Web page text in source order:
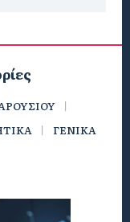
ΓΕΝΙΚΑ